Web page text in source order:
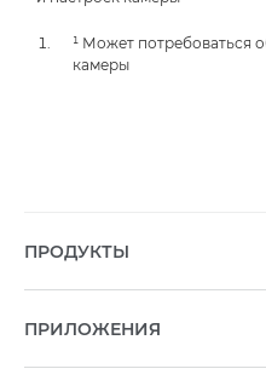
¹ Может потребоваться
камеры
ПРОДУКТЫ
ПРИЛОЖЕНИЯ